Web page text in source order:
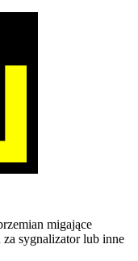
migające
za sygnalizator lub inne